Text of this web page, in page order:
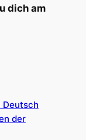
dich am
Deutsch
der